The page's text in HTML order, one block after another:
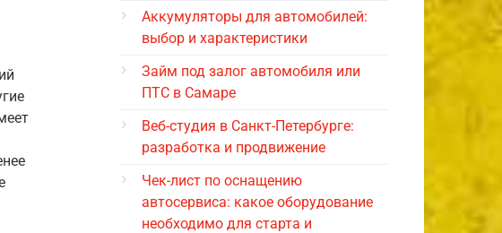
Аккумуляторы для автомобилей:
выбор и характеристики
Займ под залог автомобиля или
ПТС в Самаре
Веб-студия в Санкт-Петербурге:
разработка и продвижение
Чек-лист по оснащению
автосервиса: какое оборудование
необходимо для старта и